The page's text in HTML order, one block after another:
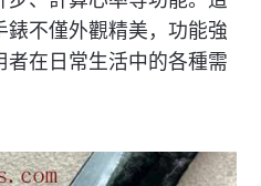
不僅外觀精美，功能強
在日常生活中的各種需